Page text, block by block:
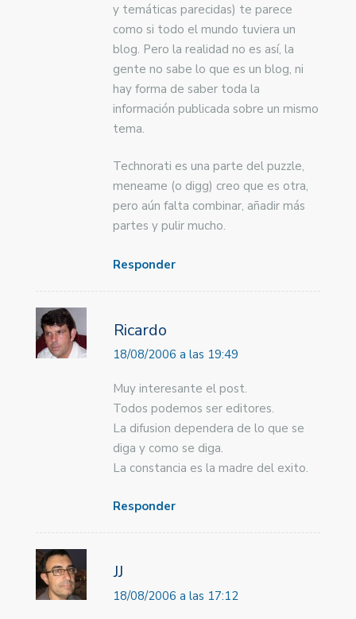
y temáticas parecidas) te parece
como si todo el mundo tuviera un
blog. Pero la realidad no es así, la
gente no sabe lo que es un blog, ni
hay forma de saber toda la
información publicada sobre un mismo
tema.
Technorati es una parte del puzzle,
meneame (o digg) creo que es otra,
pero aún falta combinar, añadir más
partes y pulir mucho.
Responder
Ricardo
18/08/2006 a las 19:49
Muy interesante el post.
Todos podemos ser editores.
La difusion dependera de lo que se
diga y como se diga.
La constancia es la madre del exito.
Responder
JJ
18/08/2006 a las 17:12